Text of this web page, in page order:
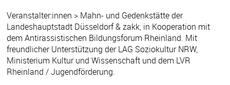
Veranstalter:innen > Mahn- und Gedenkstätte der
Landeshauptstadt Düsseldorf & zakk, in Kooperation mit
dem Antirassistischen Bildungsforum Rheinland. Mit
freundlicher Unterstützung der LAG Soziokultur NRW,
Ministerium Kultur und Wissenschaft und dem LVR
Rheinland / Jugendförderung.